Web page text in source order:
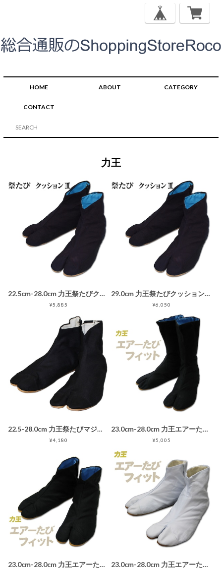
HOME ABOUT CATEGORY
CONTACT
力王
22.5cm-28.0cm 力王祭たびクッション3 5枚こはぜ 藍染め 地下足袋ネイビー紺
¥5,885
29.0cm 力王祭たびクッション3 5枚こはぜ 藍染め 地下足袋ネイビー紺
¥6,050
22.5-28.0cm 力王祭たびマジックテープ 5枚タイプ 黒 ダブルクッション入り地下足袋ブラック 大人用 子供用
¥4,180
23.0cm-28.0cm 力王エアーたびフィット 12枚こはぜ 黒 地下足袋ブラック
¥5,005
23.0cm-28.0cm 力王エアーたびフィット 5枚こはぜ 黒 地下足袋ブラック 23.0cm-28.0cm 力王エアーたびフィット 5枚こはぜ 白 地下足袋ホワイト